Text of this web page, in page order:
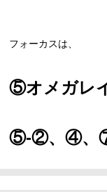
フォーカスは、
⑤オメガレ
⑤-②、④、